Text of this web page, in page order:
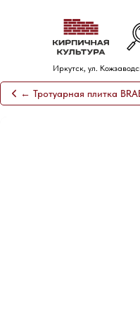
Иркутск, ул.
← Тротуарная плитка